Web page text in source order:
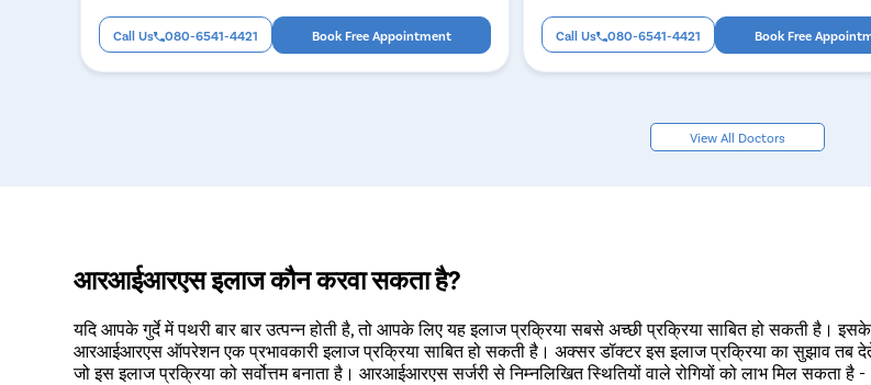
Call Us 080-6541-4421 Book Free Appointment Call Us 080-6541-4421 Book Free
View All Doctors
आरआईआरएस इलाज कौन करवा सकता है?
यदि आपके गुर्दे में पथरी बार बार उत्पन्न होती है, तो आपके लिए यह इलाज प्रक्रिया सबसे अच्छी प्रक्रिया साबित हो सकती है।
आरआईआरएस ऑपरेशन एक प्रभावकारी इलाज प्रक्रिया साबित हो सकती है। अक्सर डॉक्टर इस इलाज प्रक्रिया का सुझाव तब
जो इस इलाज प्रक्रिया को सर्वोत्तम बनाता है। आरआईआरएस सर्जरी से निम्नलिखित स्थितियों वाले रोगियों को लाभ मिल सकता है -